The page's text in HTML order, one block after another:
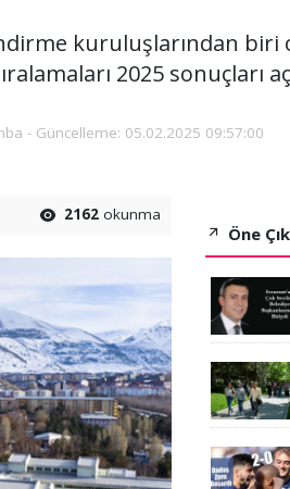
kuruluşlarından biri
2025 sonuçları
- Güncelleme: 05.02.2025 09:57:00
2162 okunma
Öne